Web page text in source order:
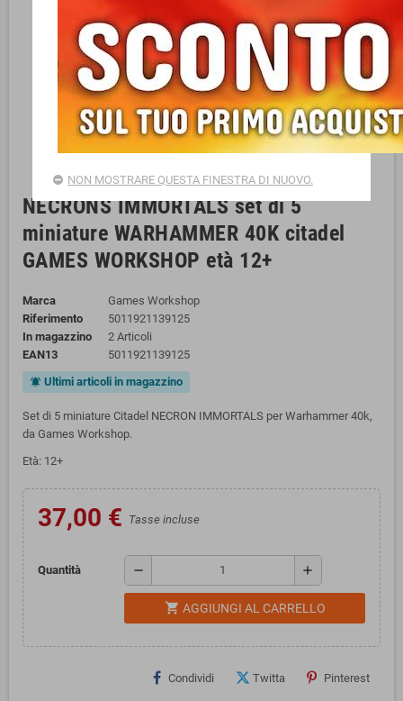
NECRONS IMMORTALS set di 5
miniature WARHAMMER 40K citadel
GAMES WORKSHOP età 12+
Marca
Games Workshop
Riferimento
5011921139125
In magazzino
2 Articoli
EAN13
5011921139125
notifications_active Ultimi articoli in magazzino
Set di 5 miniature Citadel NECRON IMMORTALS per Warhammer 40k,
da Games Workshop.
Età: 12+
37,00 € Tasse incluse
Quantità remove add
shopping_cart AGGIUNGI AL CARRELLO
Condividi Twitta Pinterest
NON MOSTRARE QUESTA FINESTRA DI NUOVO.